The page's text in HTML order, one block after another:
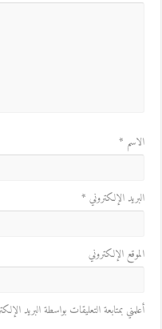
*
الإلكتروني*
الإلكتروني
بمتابعة التعليقات بواسطة البريد الإلكتروني.